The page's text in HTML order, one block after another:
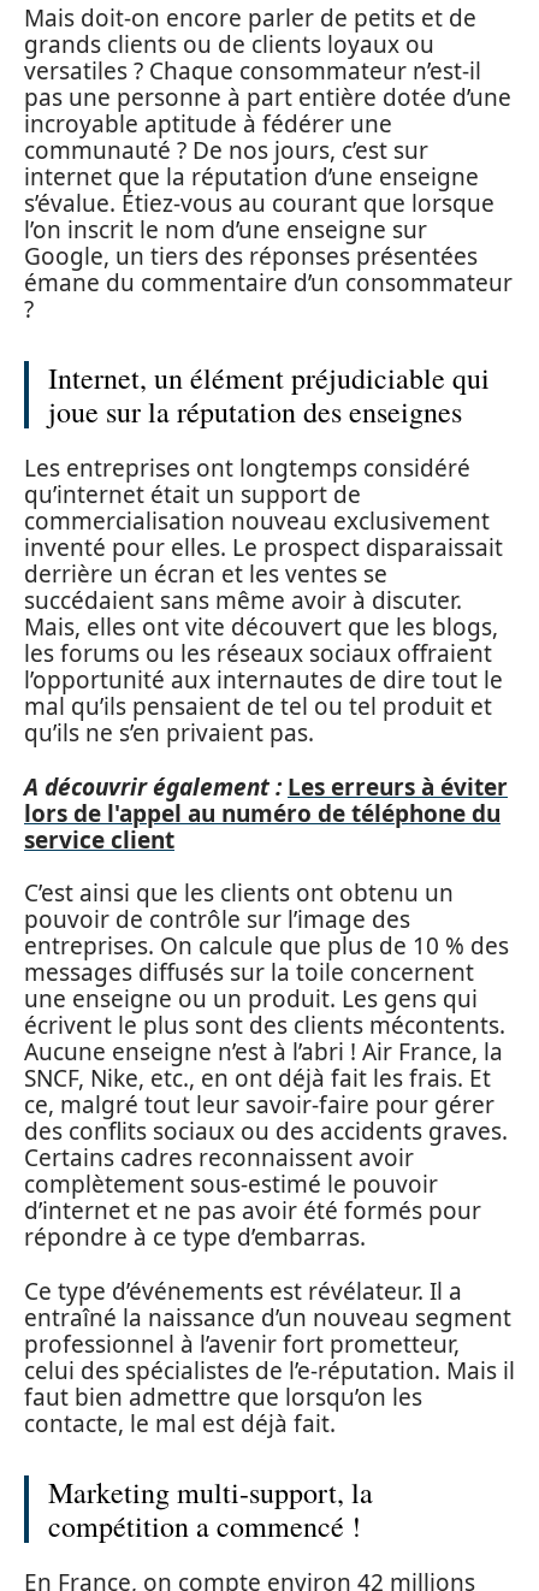
Mais doit-on encore parler de petits et de
grands clients ou de clients loyaux ou
versatiles ? Chaque consommateur n’est-il
pas une personne à part entière dotée d’une
incroyable aptitude à fédérer une
communauté ? De nos jours, c’est sur
internet que la réputation d’une enseigne
s’évalue. Étiez-vous au courant que lorsque
l’on inscrit le nom d’une enseigne sur
Google, un tiers des réponses présentées
émane du commentaire d’un consommateur
?
Internet, un élément préjudiciable qui
joue sur la réputation des enseignes
Les entreprises ont longtemps considéré
qu’internet était un support de
commercialisation nouveau exclusivement
inventé pour elles. Le prospect disparaissait
derrière un écran et les ventes se
succédaient sans même avoir à discuter.
Mais, elles ont vite découvert que les blogs,
les forums ou les réseaux sociaux offraient
l’opportunité aux internautes de dire tout le
mal qu’ils pensaient de tel ou tel produit et
qu’ils ne s’en privaient pas.
A découvrir également : Les erreurs à éviter
lors de l'appel au numéro de téléphone du
service client
C’est ainsi que les clients ont obtenu un
pouvoir de contrôle sur l’image des
entreprises. On calcule que plus de 10 % des
messages diffusés sur la toile concernent
une enseigne ou un produit. Les gens qui
écrivent le plus sont des clients mécontents.
Aucune enseigne n’est à l’abri ! Air France, la
SNCF, Nike, etc., en ont déjà fait les frais. Et
ce, malgré tout leur savoir-faire pour gérer
des conflits sociaux ou des accidents graves.
Certains cadres reconnaissent avoir
complètement sous-estimé le pouvoir
d’internet et ne pas avoir été formés pour
répondre à ce type d’embarras.
Ce type d’événements est révélateur. Il a
entraîné la naissance d’un nouveau segment
professionnel à l’avenir fort prometteur,
celui des spécialistes de l’e-réputation. Mais il
faut bien admettre que lorsqu’on les
contacte, le mal est déjà fait.
Marketing multi-support, la
compétition a commencé !
En France, on compte environ 42 millions